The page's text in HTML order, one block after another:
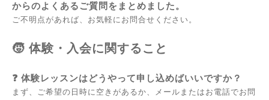
からのよくあるご質問をまとめました。
ご不明点があれば、お気軽に お問合せ ください。
🧒 体験・入会に関すること
❓ 体験レッスンはどうやって申し込めばいいですか？
まず、ご希望の日時に空きがあるか、メールまたはお電話でお問